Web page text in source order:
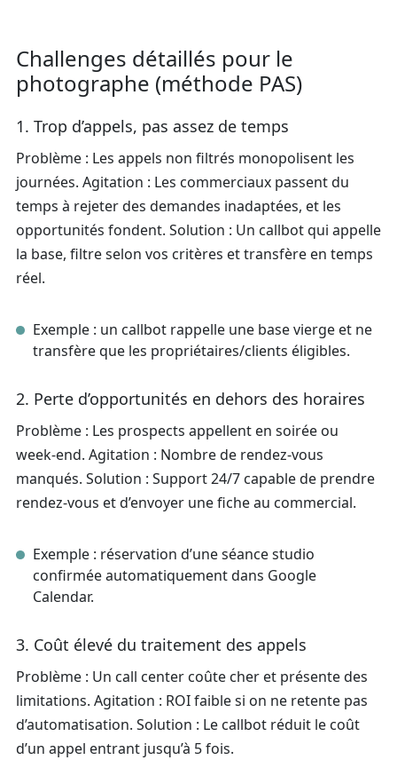
Challenges détaillés pour le
photographe (méthode PAS)
1. Trop d’appels, pas assez de temps
Problème : Les appels non filtrés monopolisent les
journées. Agitation : Les commerciaux passent du
temps à rejeter des demandes inadaptées, et les
opportunités fondent. Solution : Un callbot qui appelle
la base, filtre selon vos critères et transfère en temps
réel.
Exemple : un callbot rappelle une base vierge et ne
transfère que les propriétaires/clients éligibles.
2. Perte d’opportunités en dehors des horaires
Problème : Les prospects appellent en soirée ou
week‑end. Agitation : Nombre de rendez‑vous
manqués. Solution : Support 24/7 capable de prendre
rendez‑vous et d’envoyer une fiche au commercial.
Exemple : réservation d’une séance studio
confirmée automatiquement dans Google
Calendar.
3. Coût élevé du traitement des appels
Problème : Un call center coûte cher et présente des
limitations. Agitation : ROI faible si on ne retente pas
d’automatisation. Solution : Le callbot réduit le coût
d’un appel entrant jusqu’à 5 fois.